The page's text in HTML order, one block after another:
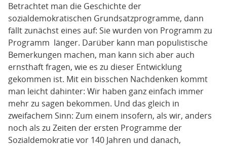
Betrachtet man die Geschichte der
sozialdemokratischen Grundsatzprogramme, dann
fällt zunächst eines auf: Sie wurden von Programm zu
Programm länger. Darüber kann man populistische
Bemerkungen machen, man kann sich aber auch
ernsthaft fragen, wie es zu dieser Entwicklung
gekommen ist. Mit ein bisschen Nachdenken kommt
man leicht dahinter: Wir haben ganz einfach immer
mehr zu sagen bekommen. Und das gleich in
zweifachem Sinn: Zum einem insofern, als wir, anders
noch als zu Zeiten der ersten Programme der
Sozialdemokratie vor 140 Jahren und danach,